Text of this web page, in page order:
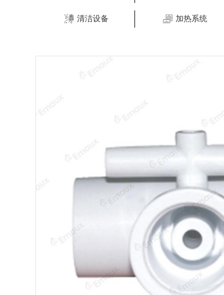
清洁设备 加热系统